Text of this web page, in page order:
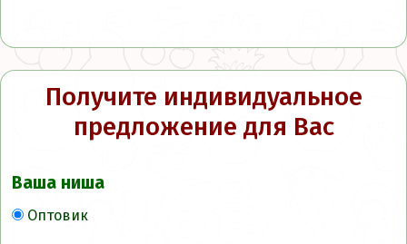
Получите индивидуальное
предложение для Вас
Ваша ниша
Оптовик